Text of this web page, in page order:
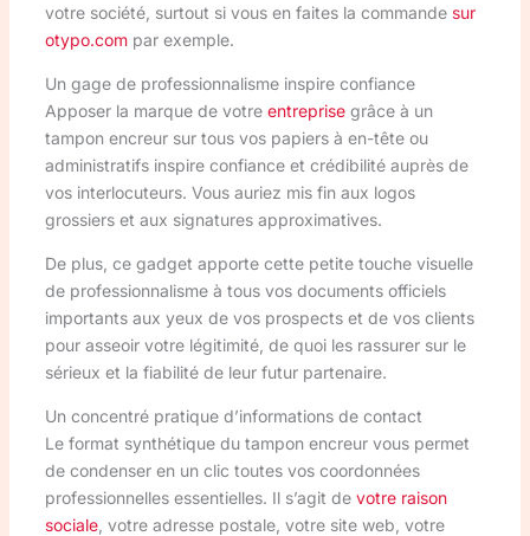
votre société, surtout si vous en faites la commande sur
otypo.compar exemple.
Un gage de professionnalisme inspire confiance
Apposer la marque de votre entreprisegrâce à un
tampon encreur sur tous vos papiers à en-tête ou
administratifs inspire confiance et crédibilité auprès de
vos interlocuteurs. Vous auriez mis fin aux logos
grossiers et aux signatures approximatives.
De plus, ce gadget apporte cette petite touche visuelle
de professionnalisme à tous vos documents officiels
importants aux yeux de vos prospects et de vos clients
pour asseoir votre légitimité, de quoi les rassurer sur le
sérieux et la fiabilité de leur futur partenaire.
Un concentré pratique d’informations de contact
Le format synthétique du tampon encreur vous permet
de condenser en un clic toutes vos coordonnées
professionnelles essentielles. Il s’agit de votre raison
sociale, votre adresse postale, votre site web, votre